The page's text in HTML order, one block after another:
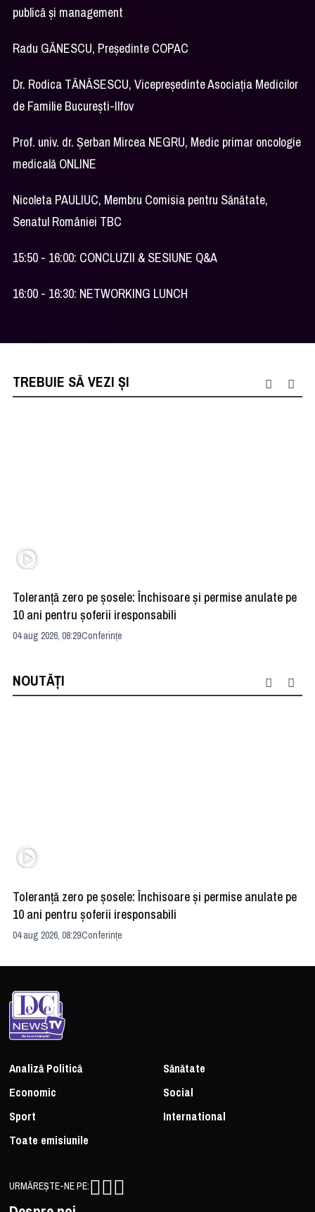
publică și management
Radu GĂNESCU, Președinte COPAC
Dr. Rodica TĂNĂSESCU, Vicepreședinte Asociația Medicilor
de Familie București-Ilfov
Prof. univ. dr. Şerban Mircea NEGRU, Medic primar oncologie
medicală ONLINE
Nicoleta PAULIUC, Membru Comisia pentru Sănătate,
Senatul României TBC
15:50 - 16:00: CONCLUZII & SESIUNE Q&A
16:00 - 16:30: NETWORKING LUNCH
TREBUIE SĂ VEZI ȘI
Toleranță zero pe șosele: Închisoare și permise anulate pe
10 ani pentru șoferii iresponsabili
04 aug 2026, 08:29Conferințe
NOUTĂȚI
Toleranță zero pe șosele: Închisoare și permise anulate pe
10 ani pentru șoferii iresponsabili
04 aug 2026, 08:29Conferințe
Analiză Politică
Sănătate
Economic
Social
Sport
International
Toate emisiunile
URMĂREȘTE-NE PE: